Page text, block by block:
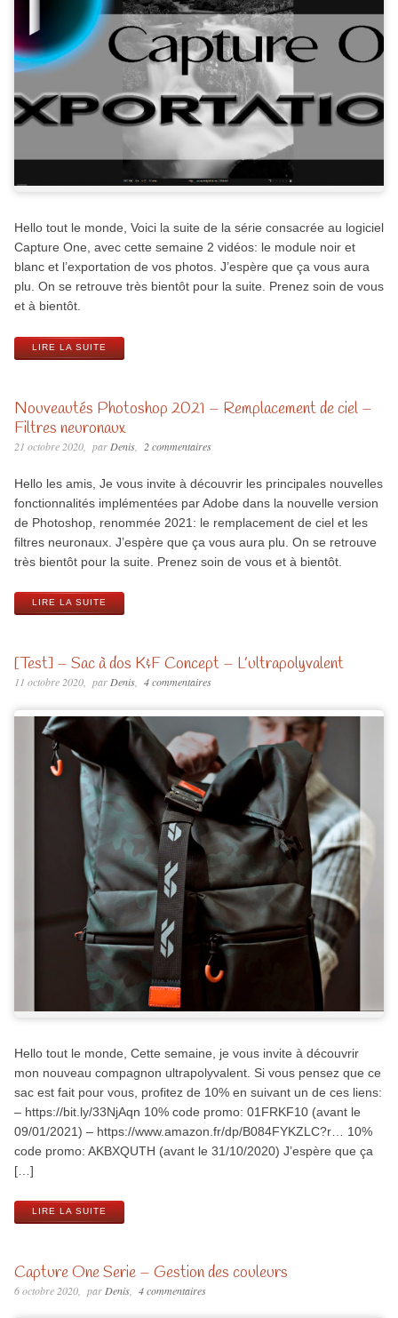
Hello tout le monde, Voici la suite de la série consacrée au logiciel
Capture One, avec cette semaine 2 vidéos: le module noir et
blanc et l’exportation de vos photos. J’espère que ça vous aura
plu. On se retrouve très bientôt pour la suite. Prenez soin de vous
et à bientôt.
LIRE LA SUITE
Nouveautés Photoshop 2021 – Remplacement de ciel –
Filtres neuronaux
21 octobre 2020 par Denis 2 commentaires
Hello les amis, Je vous invite à découvrir les principales nouvelles
fonctionnalités implémentées par Adobe dans la nouvelle version
de Photoshop, renommée 2021: le remplacement de ciel et les
filtres neuronaux. J’espère que ça vous aura plu. On se retrouve
très bientôt pour la suite. Prenez soin de vous et à bientôt.
LIRE LA SUITE
[Test] – Sac à dos K&F Concept – L’ultrapolyvalent
11 octobre 2020 par Denis 4 commentaires
Hello tout le monde, Cette semaine, je vous invite à découvrir
mon nouveau compagnon ultrapolyvalent. Si vous pensez que ce
sac est fait pour vous, profitez de 10% en suivant un de ces liens:
– https://bit.ly/33NjAqn 10% code promo: 01FRKF10 (avant le
09/01/2021) – https://www.amazon.fr/dp/B084FYKZLC?r… 10%
code promo: AKBXQUTH (avant le 31/10/2020) J’espère que ça
[…]
LIRE LA SUITE
Capture One Serie – Gestion des couleurs
6 octobre 2020 par Denis 4 commentaires